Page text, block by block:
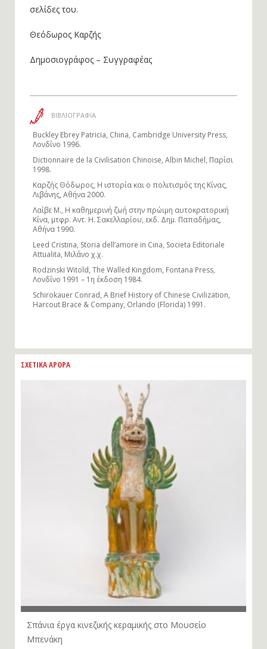
σελίδες του.
Θεόδωρος Καρζής
Δημοσιογράφος – Συγγραφέας
ΒΙΒΛΙΟΓΡΑΦΙΑ
Buckley Ebrey Patricia, China, Cambridge University Press,
Λονδίνο 1996.
Dictionnaire de la Civilisation Chinoise, Albin Michel, Παρίσι
1998.
Καρζής Θόδωρος, Η ιστορία και ο πολιτισμός της Κίνας,
Λιβάνης, Αθήνα 2000.
Λαίβε M., Η καθημερινή ζωή στην πρώιμη αυτοκρατορική
Κίνα, μτφρ. Αντ. Η. Σακελλαρίου, εκδ. Δημ. Παπαδήμας,
Αθήνα 1990.
Leed Cristina, Storia dell’amore in Cina, Societa Editoriale
Attualita, Μιλάνο χ.χ.
Rodzinski Witold, The Walled Kingdom, Fontana Press,
Λονδίνο 1991 – 1η έκδοση 1984.
Schirokauer Conrad, A Brief History of Chinese Civilization,
Harcout Brace & Company, Orlando (Florida) 1991.
ΣΧΕΤΙΚΑ ΑΡΘΡΑ
Σπάνια έργα κινεζικής κεραμικής στο Μουσείο
Μπενάκη